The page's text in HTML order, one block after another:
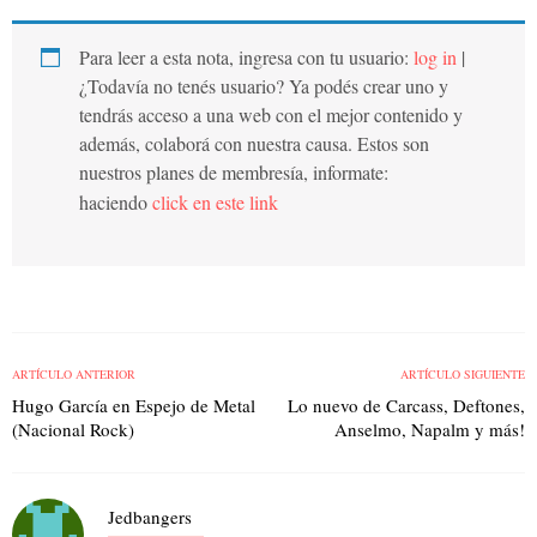
Para leer a esta nota, ingresa con tu usuario: log in |
¿Todavía no tenés usuario? Ya podés crear uno y
tendrás acceso a una web con el mejor contenido y
además, colaborá con nuestra causa. Estos son
nuestros planes de membresía, informate:
haciendoclick en este link
ARTÍCULO ANTERIOR
Hugo García en Espejo de Metal
(Nacional Rock)
ARTÍCULO SIGUIENTE
Lo nuevo de Carcass, Deftones,
Anselmo, Napalm y más!
Jedbangers